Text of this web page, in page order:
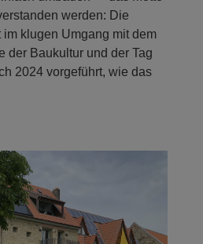
werden: Die
klugen Umgang mit dem
der Baukultur und der Tag
2024 vorgeführt, wie das